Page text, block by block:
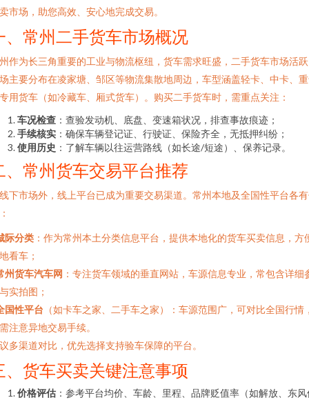
市场，助您高效、安心地完成交易。
、常州二手货车市场概况
作为长三角重要的工业与物流枢纽，货车需求旺盛，二手货车市场活
主要分布在凌家塘、邹区等物流集散地周边，车型涵盖轻卡、中卡、
用货车（如冷藏车、厢式货车）。购买二手货车时，需重点关注：
车况检查 ：查验发动机、底盘、变速箱状况，排查事故痕迹；
手续核实 ：确保车辆登记证、行驶证、保险齐全，无抵押纠纷；
使用历史 ：了解车辆以往运营路线（如长途/短途）、保养记录。
、常州货车交易平台推荐
下市场外，线上平台已成为重要交易渠道。常州本地及全国性平台各
际分类 ：作为常州本土分类信息平台，提供本地化的货车买卖信息，方
看车；
州货车汽车网 ：专注货车领域的垂直网站，车源信息专业，常包含详细
实拍图；
国性平台 （如卡车之家、二手车之家）：车源范围广，可对比全国行情
注意异地交易手续。
多渠道对比，优先选择支持验车保障的平台。
、货车买卖关键注意事项
价格评估 ：参考平台均价、车龄、里程、品牌贬值率（如解放、东风